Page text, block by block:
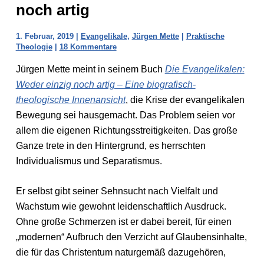
noch artig
1. Februar, 2019 | Evangelikale, Jürgen Mette| Praktische
Theologie| 18 Kommentare
Jürgen Mette meint in seinem Buch Die Evangelikalen:
Weder einzig noch artig – Eine biografisch-
theologische Innenansicht, die Krise der evangelikalen
Bewegung sei hausgemacht. Das Problem seien vor
allem die eigenen Richtungsstreitigkeiten. Das große
Ganze trete in den Hintergrund, es herrschten
Individualismus und Separatismus.
Er selbst gibt seiner Sehnsucht nach Vielfalt und
Wachstum wie gewohnt leidenschaftlich Ausdruck.
Ohne große Schmerzen ist er dabei bereit, für einen
„modernen“ Aufbruch den Verzicht auf Glaubensinhalte,
die für das Christentum naturgemäß dazugehören,